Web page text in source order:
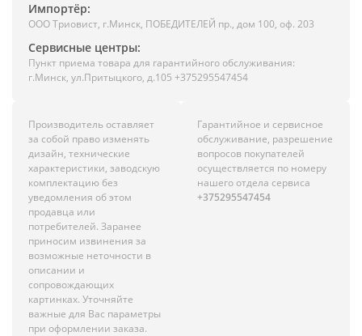
Импортёр:
ООО Триовист, г.Минск, ПОБЕДИТЕЛЕЙ пр., дом 100, оф. 203
Сервисные центры:
Пункт приема товара для гарантийного обслуживания:
г.Минск, ул.Притыцкого, д.105 +375295547454
Производитель оставляет
за собой право изменять
дизайн, технические
характеристики, заводскую
комплектацию без
уведомления об этом
продавца или
потребителей. Заранее
приносим извинения за
возможные неточности в
описании и
сопровождающих
картинках. Уточняйте
важные для Вас параметры
при оформлении заказа.
Гарантийное и сервисное
обслуживание, разрешение
вопросов покупателей
осуществляется по номеру
нашего отдела сервиса
+375295547454